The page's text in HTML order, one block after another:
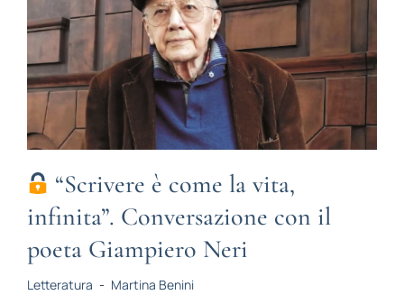
“Scrivere è come la vita,
infinita”. Conversazione con il
poeta Giampiero Neri
Letteratura - Martina Benini